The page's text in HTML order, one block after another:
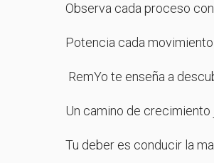
Observa cada proceso
Potencia cada
RemYo te enseña a
Un camino de crecimiento
Tu deber es conducir la